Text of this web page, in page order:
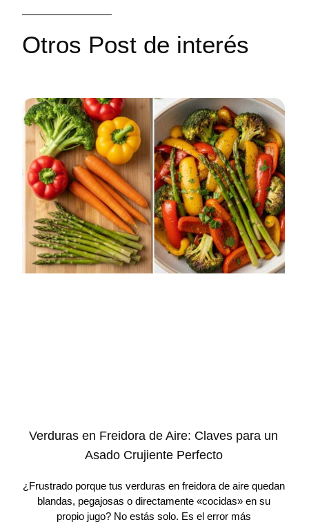
Otros Post de interés
Verduras en Freidora de Aire: Claves para un
Asado Crujiente Perfecto
¿Frustrado porque tus verduras en freidora de aire quedan
blandas, pegajosas o directamente «cocidas» en su
propio jugo? No estás solo. Es el error más